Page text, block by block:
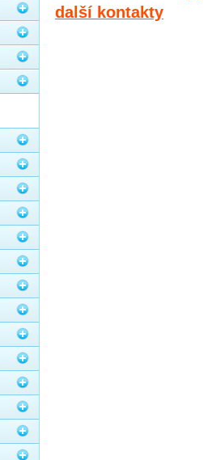
další kontakty